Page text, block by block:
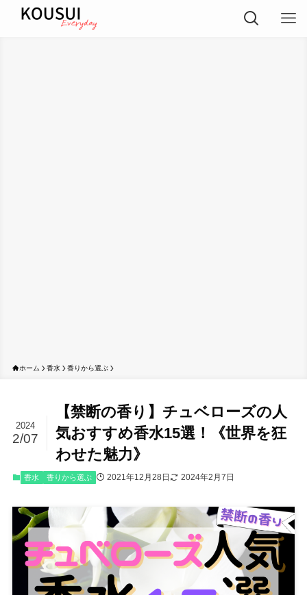
ホーム 香水 香りから選ぶ
【禁断の香り】チュベローズの人
気おすすめ香水15選！《世界を狂
わせた魅力》
2024
2/07
香水 香りから選ぶ 2021年12月28日 2024年2月7日